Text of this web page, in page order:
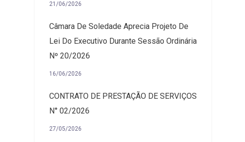
21/06/2026
Câmara De Soledade Aprecia Projeto De
Lei Do Executivo Durante Sessão Ordinária
Nº 20/2026
16/06/2026
CONTRATO DE PRESTAÇÃO DE SERVIÇOS
N° 02/2026
27/05/2026